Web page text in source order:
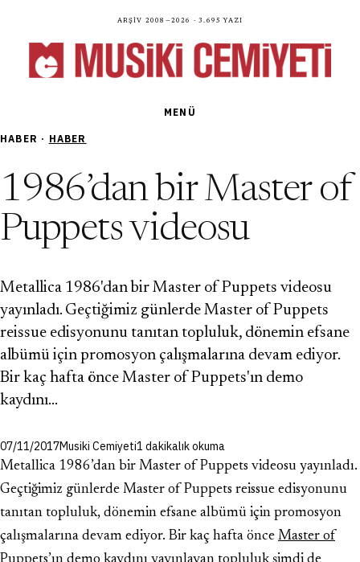
Arşiv 2008—2026 · 3.695 yazı
MENÜ
HABER · HABER
1986’dan bir Master of
Puppets videosu
Metallica 1986'dan bir Master of Puppets videosu
yayınladı. Geçtiğimiz günlerde Master of Puppets
reissue edisyonunu tanıtan topluluk, dönemin efsane
albümü için promosyon çalışmalarına devam ediyor.
Bir kaç hafta önce Master of Puppets'ın demo
kaydını…
07/11/2017Musiki Cemiyeti1 dakikalık okuma
Metallica 1986’dan bir Master of Puppets videosu yayınladı.
Geçtiğimiz günlerde Master of Puppets reissue edisyonunu
tanıtan topluluk, dönemin efsane albümü için promosyon
çalışmalarına devam ediyor. Bir kaç hafta önce Master of